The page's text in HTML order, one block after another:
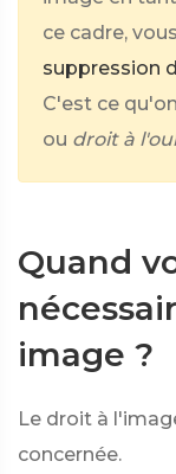
ce cadre,
suppression
C'est ce
ou droit à
Quand
image ?
Le droit à
concernée.